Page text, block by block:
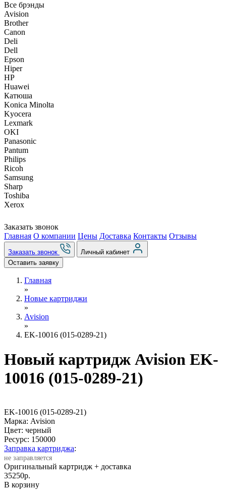
Все брэнды
Avision
Brother
Canon
Deli
Dell
Epson
Hiper
HP
Huawei
Катюша
Konica Minolta
Kyocera
Lexmark
OKI
Panasonic
Pantum
Philips
Ricoh
Samsung
Sharp
Toshiba
Xerox
Заказать звонок
Главная О компании Цены Доставка Контакты Отзывы
Заказать звонок
Личный кабинет
Оставить заявку
Главная
»
Новые картриджи
»
Avision
»
EK-10016 (015-0289-21)
Новый картридж Avision EK-
10016 (015-0289-21)
EK-10016 (015-0289-21)
Марка: Avision
Цвет: черный
Ресурс: 150000
Заправка картриджа:
не заправляется
Оригинальный картридж + доставка
35250р.
В корзину